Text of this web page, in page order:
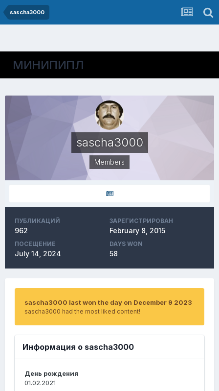
sascha3000
МИНИПИПЛ
sascha3000
Members
ПУБЛИКАЦИЙ
962
ЗАРЕГИСТРИРОВАН
February 8, 2015
ПОСЕЩЕНИЕ
July 14, 2024
DAYS WON
58
sascha3000 last won the day on December 9 2023
sascha3000 had the most liked content!
Информация о sascha3000
День рождения
01.02.2021